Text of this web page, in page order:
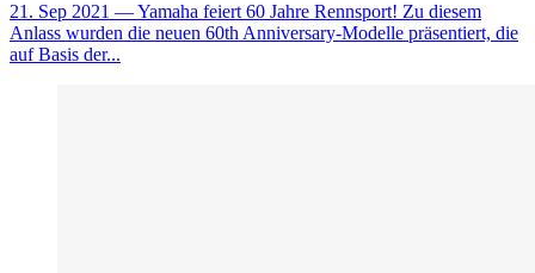
21. Sep 2021 — Yamaha feiert 60 Jahre Rennsport! Zu diesem
Anlass wurden die neuen 60th Anniversary-Modelle präsentiert, die
auf Basis der...